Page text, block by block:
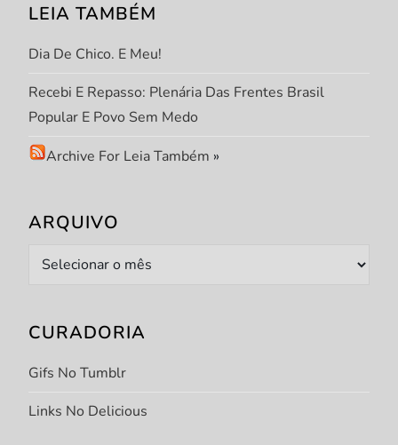
LEIA TAMBÉM
Dia De Chico. E Meu!
Recebi E Repasso: Plenária Das Frentes Brasil
Popular E Povo Sem Medo
Archive For Leia Também »
ARQUIVO
Arquivo
CURADORIA
Gifs No Tumblr
Links No Delicious